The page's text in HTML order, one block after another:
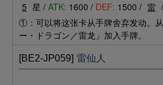
5 星 / ATK: 1600 / DEF: 1500 / 雷 /
①：可以将这张卡从手牌舍弃发动。
ー・ドラゴン／雷龙」加入手牌。
[BE2-JP059] 雷仙人